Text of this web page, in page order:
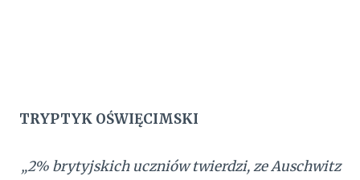
TRYPTYK OŚWIĘCIMSKI
„2% brytyjskich uczniów twierdzi, ze Auschwitz